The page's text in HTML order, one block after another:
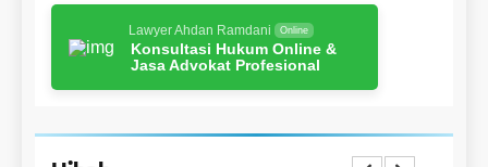
Lawyer Ahdan Ramdani Online
Konsultasi Hukum Online &
Jasa Advokat Profesional